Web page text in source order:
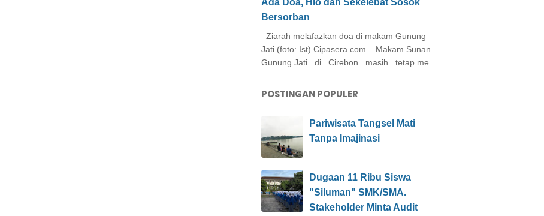
Ada Doa, Hio dan Sekelebat Sosok
Bersorban
Ziarah melafazkan doa di makam Gunung
Jati (foto: Ist) Cipasera.com – Makam Sunan
Gunung Jati di Cirebon masih tetap me...
POSTINGAN POPULER
Pariwisata Tangsel Mati
Tanpa Imajinasi
Dugaan 11 Ribu Siswa
"Siluman" SMK/SMA.
Stakeholder Minta Audit